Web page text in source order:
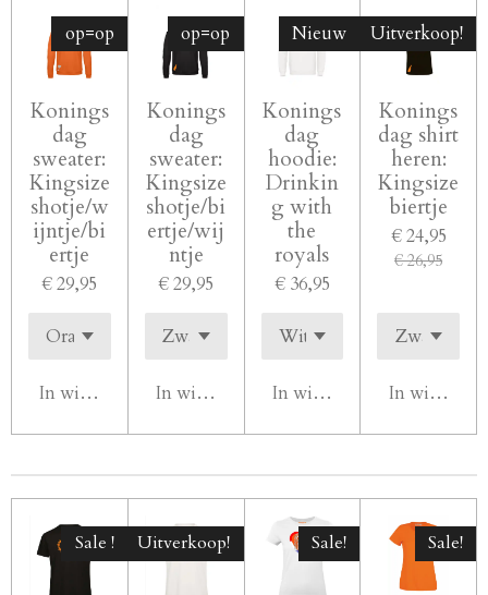
op=op
Konings
dag
sweater:
Kingsize
shotje/w
ijntje/bi
ertje
€ 29,95
In winkelwagen
op=op
Konings
dag
sweater:
Kingsize
shotje/bi
ertje/wij
ntje
€ 29,95
In winkelwagen
Nieuw
Konings
dag
hoodie:
Drinkin
g with
the
royals
€ 36,95
In winkelwagen
Uitverkoop!
Konings
dag shirt
heren:
Kingsize
biertje
€ 24,95
€ 26,95
In
Sale ! Uitverkoop! Sale! Sale!